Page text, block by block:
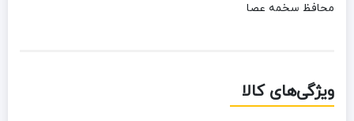
محافظ سخمه عصا
ویژگی‌های کالا